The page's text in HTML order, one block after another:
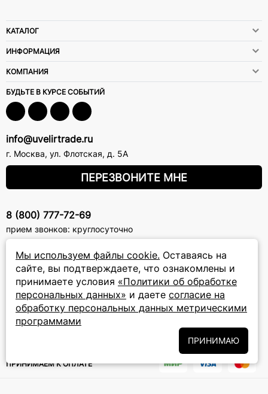
Мы используем файлы cookie. Оставаясь на
сайте, вы подтверждаете, что ознакомлены и
принимаете условия «Политики об обработке
персональных данных» и даете согласие на
обработку персональных данных метрическими
программами
ПРИНИМАЮ
КАТАЛОГ
ИНФОРМАЦИЯ
КОМПАНИЯ
БУДЬТЕ В КУРСЕ СОБЫТИЙ
info@uvelirtrade.ru
г. Москва, ул. Флотская, д. 5А
ПЕРЕЗВОНИТЕ МНЕ
8 (800) 777-72-69
прием звонков: круглосуточно
ПОДПИСКА НА РАССЫЛКУ
Подписаться на новости
Подписываясь на рассылку, вы соглашаетесь с условиямиПолитики
обработки персональных данных
ПРИНИМАЕМ К ОПЛАТЕ